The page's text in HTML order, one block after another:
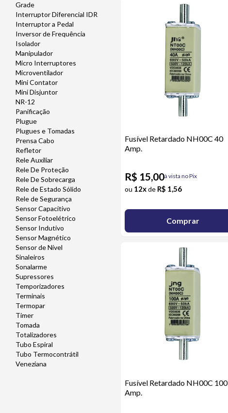
Grade
Interruptor Diferencial IDR
Interruptor a Pedal
Inversor de Frequência
Isolador
Manipulador
Micro Interruptores
Microventilador
Mini Contator
Mini Disjuntor
NR-12
Panificação
Plugue
Plugues e Tomadas
Prensa Cabo
Refletor
Rele Auxiliar
Rele De Proteção
Rele De Sobrecarga
Rele de Estado Sólido
Rele de Segurança
Sensor Capacitivo
Sensor Fotoelétrico
Sensor Indutivo
Sensor Magnético
Sensor de Nível
Sinaleiros
Sonalarme
Supressores
Temporizadores
Terminais
Termopar
Timer
Tomada
Totalizadores
Tubo Espiral
Tubo Termocontrátil
Veneziana
Fusível Retardado NH00C 40
Amp.
R$ 15,00à vista no Pix
ou 12xde R$ 1,56
Comprar
Fusível Retardado NH00C 100
Amp.